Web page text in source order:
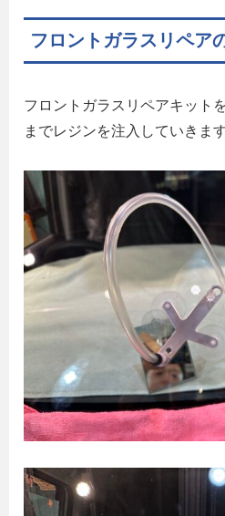
フロントガラスリペア
フロントガラスリペアキット
までレジンを注入していきます